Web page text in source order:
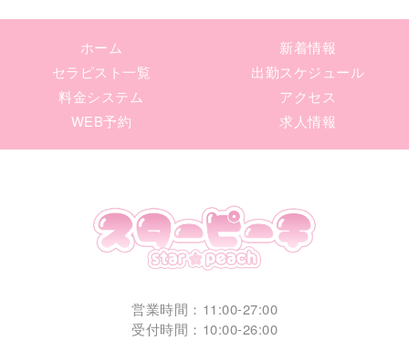
ホーム
新着情報
セラピスト一覧
出勤スケジュール
料金システム
アクセス
WEB予約
求人情報
営業時間：11:00-27:00
受付時間：10:00-26:00